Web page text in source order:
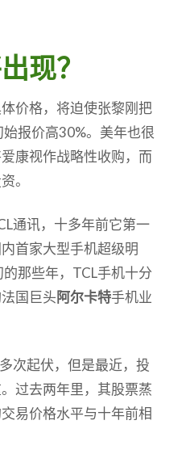
现？
价格，将迫使张黎刚把
报价高30%。美年也很
康视作战略性收购，而
。
通讯，十多年前它第一
首家大型手机超级明
那些年，TCL手机十分
国巨头阿尔卡特手机业
次起伏，但是最近，投
过去两年里，其股票蒸
易价格水平与十年前相